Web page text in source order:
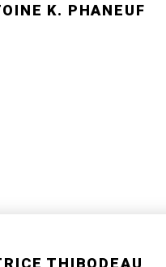
K. PHANEUF
THIBODEAU